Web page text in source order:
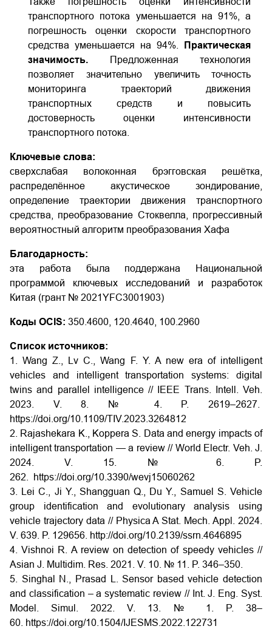
транспортного потока уменьшается на 91%, а
погрешность оценки скорости транспортного
средства уменьшается на 94%.
Практическая
значимость. Предложенная технология
позволяет значительно увеличить точность
мониторинга траекторий движения
транспортных средств и повысить
достоверность оценки интенсивности
транспортного потока.
Ключевые слова:
сверхслабая волоконная брэгговская решётка,
распределённое акустическое зондирование,
определение траектории движения транспортного
средства, преобразование Стоквелла, прогрессивный
вероятностный алгоритм преобразования Хафа
Благодарность:
эта работа была поддержана Национальной
программой ключевых исследований и разработок
Китая (грант № 2021YFC3001903)
Коды OCIS: 350.4600, 120.4640, 100.2960
Список источников:
1. Wang Z., Lv C., Wang F. Y. A new era of intelligent
vehicles and intelligent transportation systems: digital
twins and parallel intelligence // IEEE Trans. Intell. Veh.
2023. V. 8. № 4. P. 2619–2627.
https://doi.org/10.1109/TIV.2023.3264812
2. Rajashekara K., Koppera S. Data and energy impacts of
intelligent transportation — a review // World Electr. Veh. J.
2024. V. 15. № 6. P.
262.
https://doi.org/10.3390/wevj15060262
3. Lei C., Ji Y., Shangguan Q., Du Y., Samuel S. Vehicle
group identification and evolutionary analysis using
vehicle trajectory data // Physica A Stat. Mech. Appl. 2024.
V. 639. P. 129656. http://doi.org/10.2139/ssrn.4646895
4. Vishnoi R. A review on detection of speedy vehicles //
Asian J. Multidim. Res. 2021. V. 10. № 11. P. 346–350.
5. Singhal N., Prasad L. Sensor based vehicle detection
and classification – a systematic review // Int. J. Eng. Syst.
Model. Simul. 2022. V. 13. № 1. P. 38–
60. https://doi.org/10.1504/IJESMS.2022.122731